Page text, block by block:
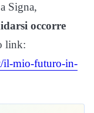
Signa,
occorre
link:
il-mio-futuro-in-